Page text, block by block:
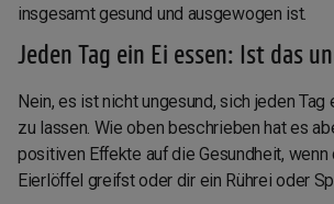
insgesamt gesund und ausgewogen ist.
Jeden Tag ein Ei essen: Ist das
Nein, es ist nicht ungesund, sich jeden
zu lassen. Wie oben beschrieben hat es
positiven Effekte auf die Gesundheit,
Eierlöffel greifst oder dir ein Rührei oder